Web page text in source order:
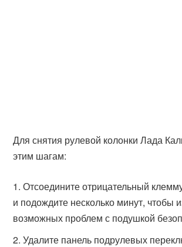
Для снятия рулевой колонки Лада
этим шагам:
Отсоедините отрицательный
и подождите несколько минут, чтобы
возможных проблем с подушкой
Удалите панель подрулевых